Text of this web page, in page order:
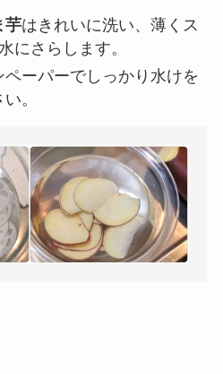
芋はきれいに洗い、薄くス
にさらします。
ーパーでしっかり水けを
。